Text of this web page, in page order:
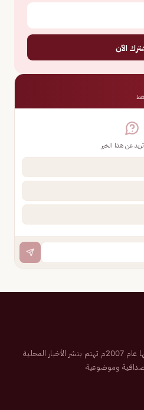
الآن
عن هذا الخبر
صحيفة إلكترونية سعودية تم تأسيسها عام 2007م تهتم بنشر الأخبار المحلية
وموضوعية